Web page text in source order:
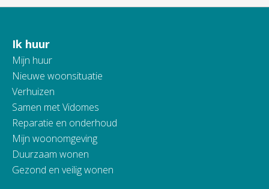
Contactinformatie
Ik huur
Mijn huur
Nieuwe woonsituatie
Verhuizen
Samen met Vidomes
Reparatie en onderhoud
Mijn woonomgeving
Duurzaam wonen
Gezond en veilig wonen